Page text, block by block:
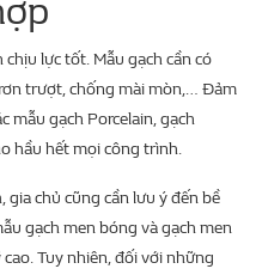
chịu lực tốt. Mẫu gạch cần có
trượt, chống mài mòn,… Đảm
mẫu gạch Porcelain, gạch
hầu hết mọi công trình.
chủ cũng cần lưu ý đến bề
gạch men bóng và gạch men
Tuy nhiên, đối với những